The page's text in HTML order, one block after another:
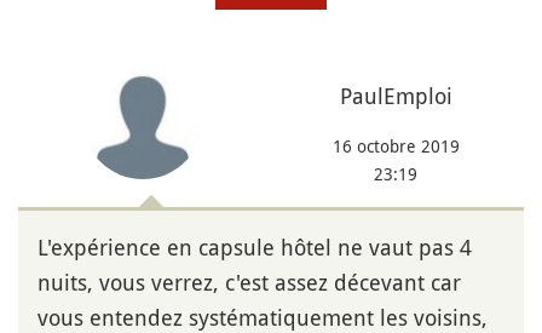
PaulEmploi
16 octobre 2019
23:19
L'expérience en capsule hôtel ne vaut pas 4
nuits, vous verrez, c'est assez décevant car
vous entendez systématiquement les voisins,